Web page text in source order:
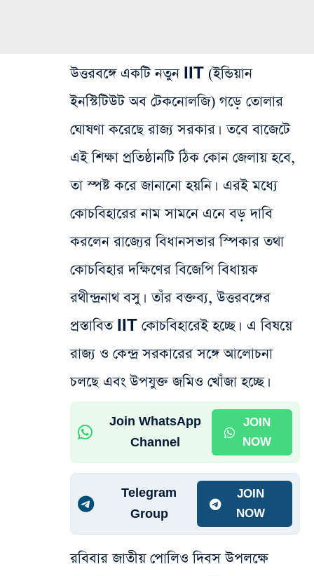
উত্তরবঙ্গে একটি নতুন IIT (ইন্ডিয়ান
ইনস্টিটিউট অব টেকনোলজি) গড়ে তোলার
ঘোষণা করেছে রাজ্য সরকার। তবে বাজেটে
এই শিক্ষা প্রতিষ্ঠানটি ঠিক কোন জেলায় হবে,
তা স্পষ্ট করে জানানো হয়নি। এরই মধ্যে
কোচবিহারের নাম সামনে এনে বড় দাবি
করলেন রাজ্যের বিধানসভার স্পিকার তথা
কোচবিহার দক্ষিণের বিজেপি বিধায়ক
রথীন্দ্রনাথ বসু। তাঁর বক্তব্য, উত্তরবঙ্গের
প্রস্তাবিত IIT কোচবিহারেই হচ্ছে। এ বিষয়ে
রাজ্য ও কেন্দ্র সরকারের সঙ্গে আলোচনা
চলছে এবং উপযুক্ত জমিও খোঁজা হচ্ছে।
Join WhatsApp
Channel
JOIN
NOW
Telegram
Group
JOIN
NOW
রবিবার জাতীয় পোলিও দিবস উপলক্ষে